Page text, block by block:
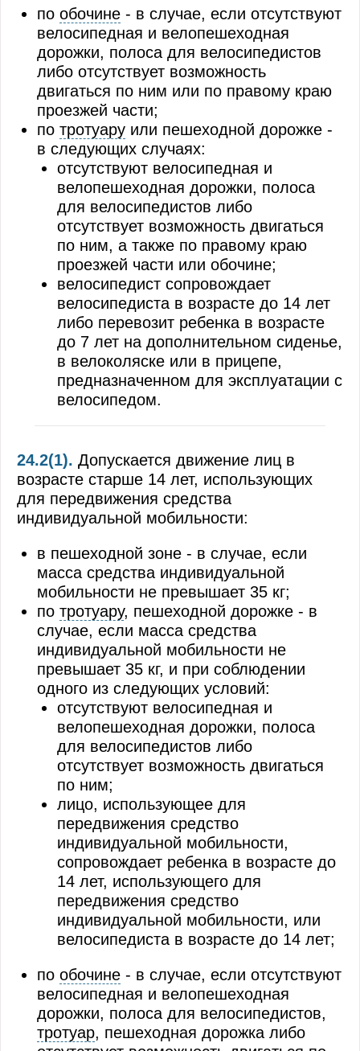
Дополнительные требования к движению
Нормы времени управления транспортным
по обочине - в случае, если отсутствуют
велосипедная и велопешеходная
дорожки, полоса для велосипедистов
либо отсутствует возможность
двигаться по ним или по правому краю
проезжей части;
по тротуару или пешеходной дорожке -
в следующих случаях:
отсутствуют велосипедная и
велопешеходная дорожки, полоса
для велосипедистов либо
отсутствует возможность двигаться
по ним, а также по правому краю
проезжей части или обочине;
велосипедист сопровождает
велосипедиста в возрасте до 14 лет
либо перевозит ребенка в возрасте
до 7 лет на дополнительном сиденье,
в велоколяске или в прицепе,
предназначенном для эксплуатации с
велосипедом.
24.2(1). Допускается движение лиц в
возрасте старше 14 лет, использующих
для передвижения средства
индивидуальной мобильности:
в пешеходной зоне - в случае, если
масса средства индивидуальной
мобильности не превышает 35 кг;
по тротуару, пешеходной дорожке - в
случае, если масса средства
индивидуальной мобильности не
превышает 35 кг, и при соблюдении
одного из следующих условий:
отсутствуют велосипедная и
велопешеходная дорожки, полоса
для велосипедистов либо
отсутствует возможность двигаться
по ним;
лицо, использующее для
передвижения средство
индивидуальной мобильности,
сопровождает ребенка в возрасте до
14 лет, использующего для
передвижения средство
индивидуальной мобильности, или
велосипедиста в возрасте до 14 лет;
по обочине - в случае, если отсутствуют
велосипедная и велопешеходная
дорожки, полоса для велосипедистов,
тротуар, пешеходная дорожка либо